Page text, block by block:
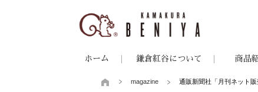
ホーム 鎌倉紅谷について 商品
magazine 通販新聞社「月刊ネット